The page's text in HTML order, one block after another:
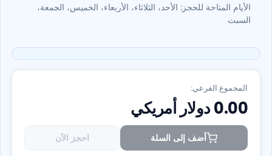
الأيام المتاحة للحجز: الأحد، الثلاثاء، الأربعاء، الخميس، الجمعة،
السبت
المجموع الفرعي:
0.00دولار أمريكي
أضف إلى السلة احجز الآن